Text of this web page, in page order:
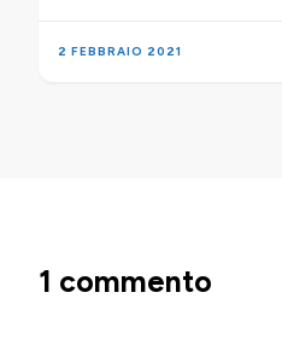
2 FEBBRAIO 2021
1 commento